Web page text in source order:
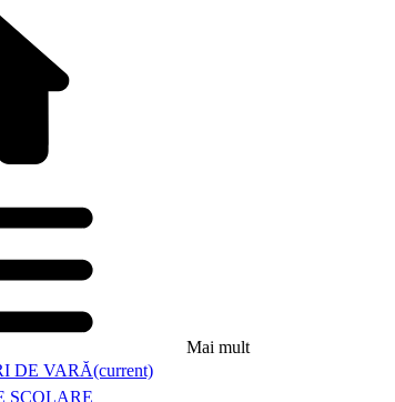
Mai mult
DE VARĂ(current)
SCOLARE